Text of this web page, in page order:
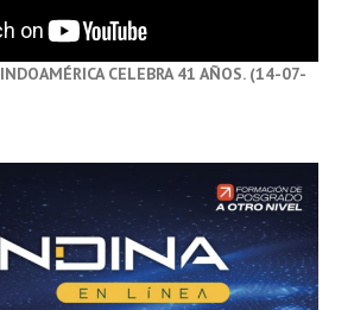
INDOAMÉRICA CELEBRA 41 AÑOS. (14-07-